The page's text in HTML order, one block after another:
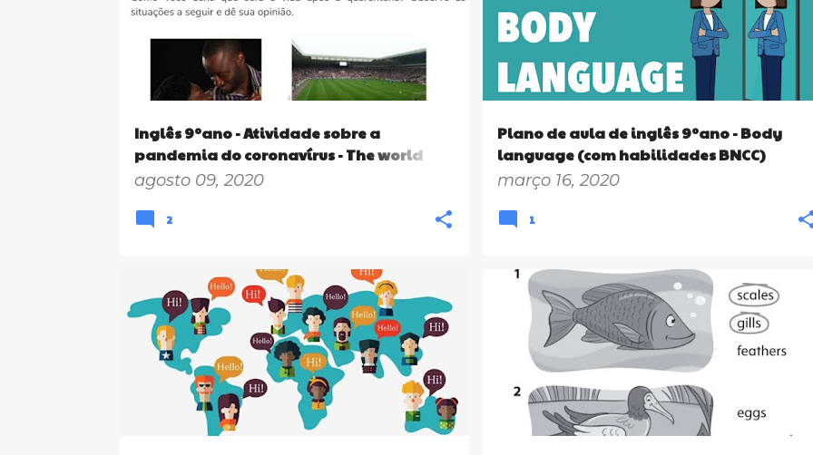
Inglês 9ºano - Atividade sobre a
pandemia do coronavírus - The world
after the quarantine
agosto 09, 2020
2
Plano de aula de inglês 9ºano - Body
language (com habilidades BNCC)
março 16, 2020
1
9º ANO ENSINO FUNDAMENTAL +
READING COMPREHENSION
9º ANO ANIMALS ENSINO FUNDAMENTAL
VOCABULARY